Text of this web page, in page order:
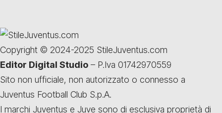
Copyright © 2024-2025 StileJuventus.com
Editor Digital Studio – P.Iva 01742970559
Sito non ufficiale, non autorizzato o connesso a
Juventus Football Club S.p.A.
I marchi Juventus e Juve sono di esclusiva proprietà di